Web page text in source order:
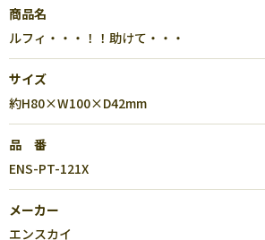
商品名
ルフィ・・・！！助けて・・・
サイズ
約H80×W100×D42mm
品 番
ENS-PT-121X
メーカー
エンスカイ